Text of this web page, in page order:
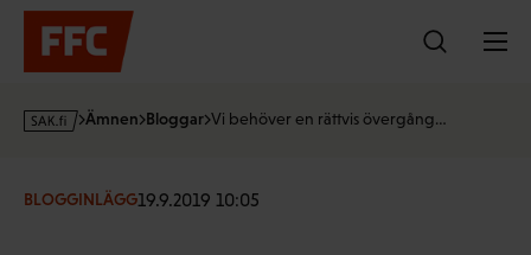
Hoppa
innehållet
s
·
Ämnen Bloggar Vi behöver en rättvis övergång…
BLOGGINLÄGG19.9.2019 10:05